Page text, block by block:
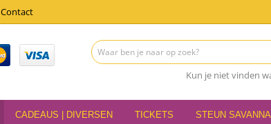
Contact
Kun je niet vinden
CADEAUS | DIVERSEN TICKETS STEUN